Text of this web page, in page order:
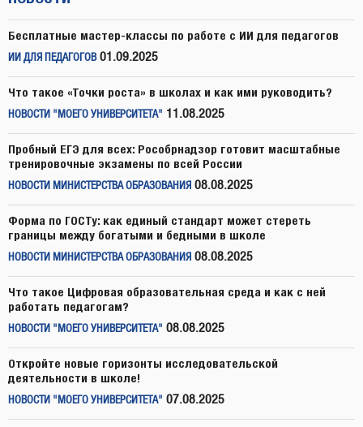
Бесплатные мастер-классы по работе с ИИ для педагогов
ИИ ДЛЯ ПЕДАГОГОВ 01.09.2025
Что такое «Точки роста» в школах и как ими руководить?
НОВОСТИ "МОЕГО УНИВЕРСИТЕТА" 11.08.2025
Пробный ЕГЭ для всех: Рособрнадзор готовит масштабные
тренировочные экзамены по всей России
НОВОСТИ МИНИСТЕРСТВА ОБРАЗОВАНИЯ 08.08.2025
Форма по ГОСТу: как единый стандарт может стереть
границы между богатыми и бедными в школе
НОВОСТИ МИНИСТЕРСТВА ОБРАЗОВАНИЯ 08.08.2025
Что такое Цифровая образовательная среда и как с ней
работать педагогам?
НОВОСТИ "МОЕГО УНИВЕРСИТЕТА" 08.08.2025
Откройте новые горизонты исследовательской
деятельности в школе!
НОВОСТИ "МОЕГО УНИВЕРСИТЕТА" 07.08.2025